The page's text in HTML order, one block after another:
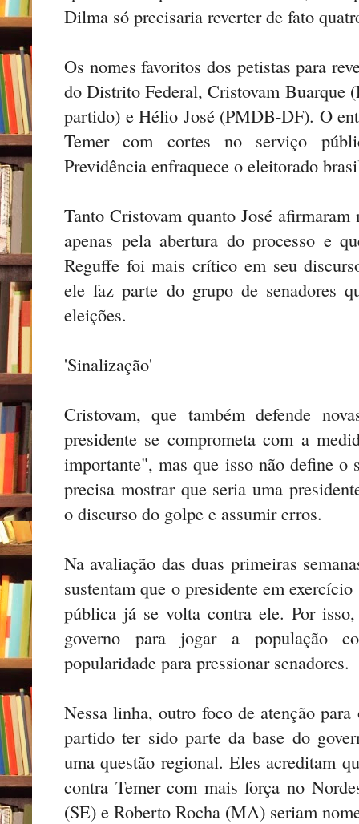
Dilma só precisaria reverter de fato
Os nomes favoritos dos petistas para
do Distrito Federal, Cristovam Buarque
partido) e Hélio José (PMDB-DF). O
Temer com cortes no serviço
Previdência enfraquece o eleitorado
Tanto Cristovam quanto José
apenas pela abertura do processo e
Reguffe foi mais crítico em seu
ele faz parte do grupo de senadores
eleições.
'Sinalização'
Cristovam, que também defende
presidente se comprometa com a
importante", mas que isso não define o
precisa mostrar que seria uma
o discurso do golpe e assumir erros.
Na avaliação das duas primeiras
sustentam que o presidente em
pública já se volta contra ele. Por
governo para jogar a população
popularidade para pressionar senadores.
Nessa linha, outro foco de atenção
partido ter sido parte da base do
uma questão regional. Eles acreditam
contra Temer com mais força no
(SE) e Roberto Rocha (MA) seriam